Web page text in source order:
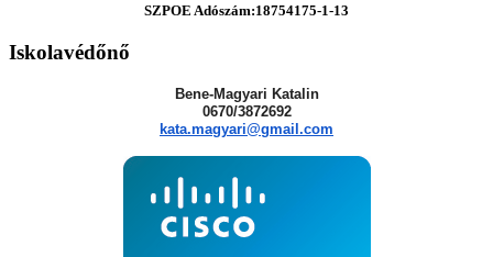
SZPOE Adószám:18754175-1-13
Iskolavédőnő
Bene-Magyari Katalin
0670/3872692
kata.magyari@gmail.com